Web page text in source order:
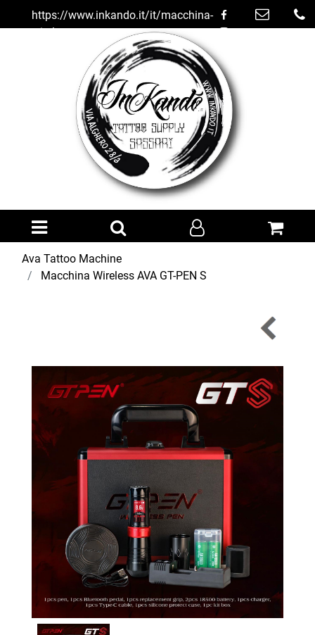
https://www.inkando.it/it/macchina-
wireless-ava-gt-pen-s
Open menu
Ava Tattoo Machine
Macchina Wireless AVA GT-PEN S